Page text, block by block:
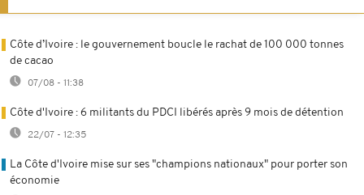
Côte d’Ivoire : le gouvernement boucle le rachat de 100 000 tonnes
de cacao
07/08 - 11:38
Côte d'Ivoire : 6 militants du PDCI libérés après 9 mois de détention
22/07 - 12:35
La Côte d'Ivoire mise sur ses "champions nationaux" pour porter son
économie